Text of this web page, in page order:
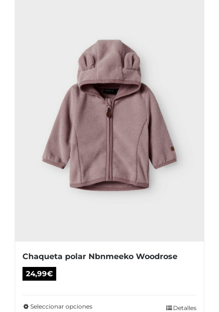
se
pueden
elegir
en
la
página
de
producto
Chaqueta polar Nbnmeeko Woodrose
24,99€
Seleccionar opcionesEste
Detalles